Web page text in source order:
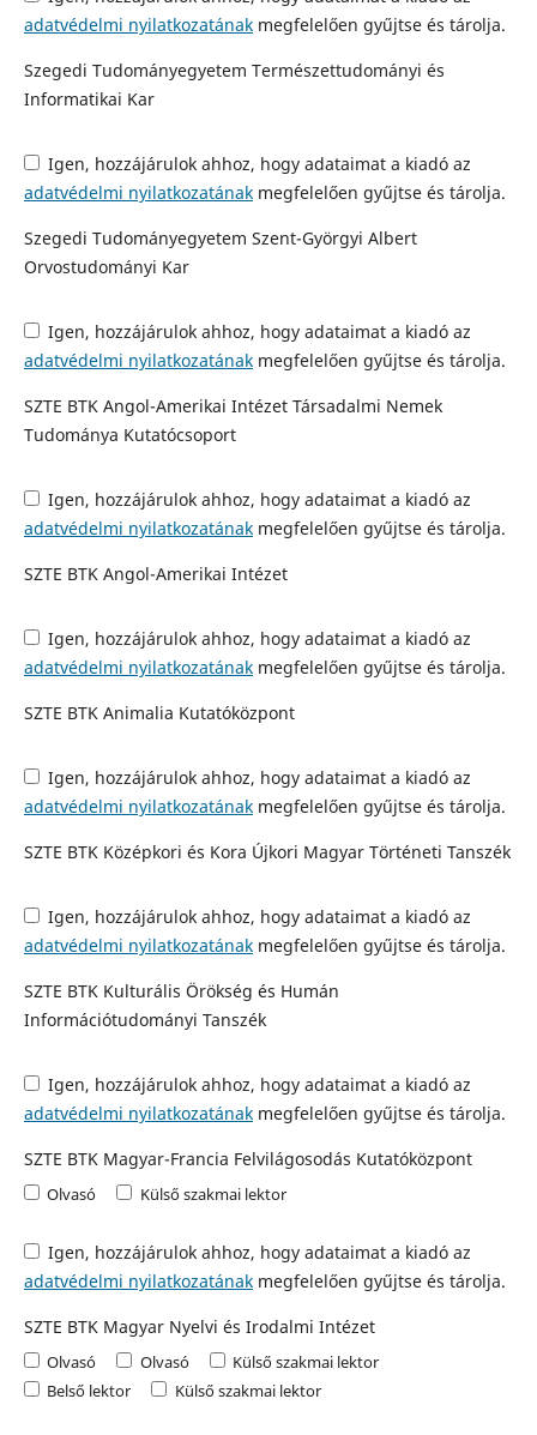
adatvédelmi nyilatkozatánakmegfelelően gyűjtse és tárolja.
Szegedi Tudományegyetem Természettudományi és
Informatikai Kar
Igen, hozzájárulok ahhoz, hogy adataimat a kiadó az
adatvédelmi nyilatkozatánakmegfelelően gyűjtse és tárolja.
Szegedi Tudományegyetem Szent-Györgyi Albert
Orvostudományi Kar
Igen, hozzájárulok ahhoz, hogy adataimat a kiadó az
adatvédelmi nyilatkozatánakmegfelelően gyűjtse és tárolja.
SZTE BTK Angol-Amerikai Intézet Társadalmi Nemek
Tudománya Kutatócsoport
Igen, hozzájárulok ahhoz, hogy adataimat a kiadó az
adatvédelmi nyilatkozatánakmegfelelően gyűjtse és tárolja.
SZTE BTK Angol-Amerikai Intézet
Igen, hozzájárulok ahhoz, hogy adataimat a kiadó az
adatvédelmi nyilatkozatánakmegfelelően gyűjtse és tárolja.
SZTE BTK Animalia Kutatóközpont
Igen, hozzájárulok ahhoz, hogy adataimat a kiadó az
adatvédelmi nyilatkozatánakmegfelelően gyűjtse és tárolja.
SZTE BTK Középkori és Kora Újkori Magyar Történeti Tanszék
Igen, hozzájárulok ahhoz, hogy adataimat a kiadó az
adatvédelmi nyilatkozatánakmegfelelően gyűjtse és tárolja.
SZTE BTK Kulturális Örökség és Humán
Információtudományi Tanszék
Igen, hozzájárulok ahhoz, hogy adataimat a kiadó az
adatvédelmi nyilatkozatánakmegfelelően gyűjtse és tárolja.
SZTE BTK Magyar-Francia Felvilágosodás Kutatóközpont
Olvasó Külső szakmai lektor
Igen, hozzájárulok ahhoz, hogy adataimat a kiadó az
adatvédelmi nyilatkozatánakmegfelelően gyűjtse és tárolja.
SZTE BTK Magyar Nyelvi és Irodalmi Intézet
Olvasó Olvasó
Külső szakmai lektor
Belső lektor
Külső szakmai lektor